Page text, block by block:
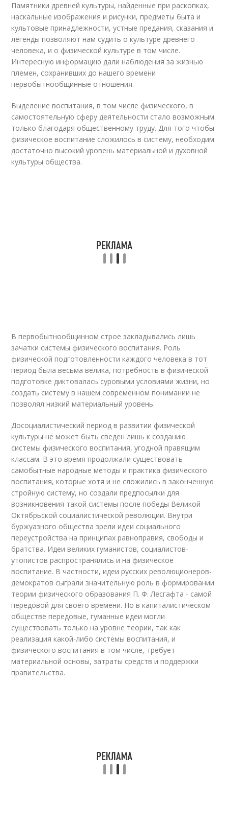
Памятники древней культуры, найденные при раскопках,
наскальные изображения и рисунки, предметы быта и
культовые принадлежности, устные предания, сказания и
легенды позволяют нам судить о культуре древнего
человека, и о физической культуре в том числе.
Интересную информацию дали наблюдения за жизнью
племен, сохранивших до нашего времени
первобытнообщинные отношения.
Выделение воспитания, в том числе физического, в
самостоятельную сферу деятельности стало возможным
только благодаря общественному труду. Для того чтобы
физическое воспитание сложилось в систему, необходим
достаточно высокий уровень материальной и духовной
культуры общества.
В первобытнообщинном строе закладывались лишь
зачатки системы физического воспитания. Роль
физической подготовленности каждого человека в тот
период была весьма велика, потребность в физической
подготовке диктовалась суровыми условиями жизни, но
создать систему в нашем современном понимании не
позволял низкий материальный уровень.
Досоциалистический период в развитии физической
культуры не может быть сведен лишь к созданию
системы физического воспитания, угодной правящим
классам. В это время продолжали существовать
самобытные народные методы и практика физического
воспитания, которые хотя и не сложились в законченную
стройную систему, но создали предпосылки для
возникновения такой системы после победы Великой
Октябрьской социалистической революции. Внутри
буржуазного общества зрели идеи социального
переустройства на принципах равноправия, свободы и
братства. Идеи великих гуманистов, социалистов-
утопистов распространялись и на физическое
воспитание. В частности, идеи русских революционеров-
демократов сыграли значительную роль в формировании
теории физического образования П. Ф. Лесгафта - самой
передовой для своего времени. Но в капиталистическом
обществе передовые, гуманные идеи могли
существовать только на уровне теории, так как
реализация какой-либо системы воспитания, и
физического воспитания в том числе, требует
материальной основы, затраты средств и поддержки
правительства.